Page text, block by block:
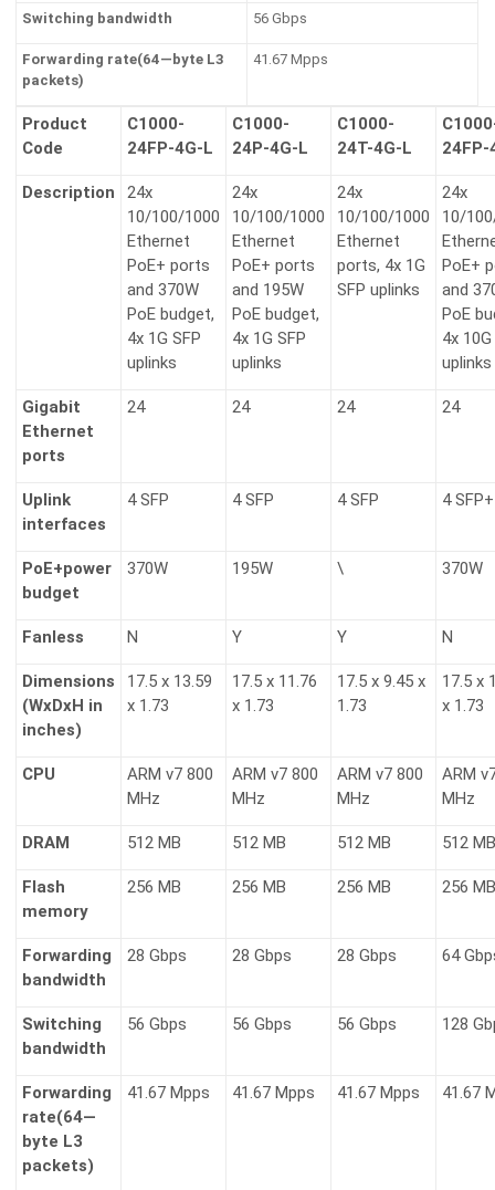
Switching bandwidth 56 Gbps
Forwarding rate(64—byte L3
packets)
41.67 Mpps
Product
Code
C1000-
24FP-4G-L
C1000-
24P-4G-L
C1000-
24T-4G-L
24FP-
Description
24x
10/100/1000
Ethernet
PoE+ ports
and 370W
PoE budget,
4x 1G SFP
uplinks
24x
10/100/1000
Ethernet
PoE+ ports
and 195W
PoE budget,
4x 1G SFP
uplinks
24x
10/100/1000
Ethernet
ports, 4x 1G
SFP uplinks
24x
10/
PoE+
and
PoE
4x
uplinks
Gigabit
Ethernet
ports
24 24 24 24
Uplink
interfaces
4 SFP 4 SFP 4 SFP 4 SFP+
PoE+power
budget
370W 195W \ 370W
Fanless N Y Y N
Dimensions
(WxDxH in
inches)
17.5 x 13.59
x 1.73
17.5 x 11.76
x 1.73
17.5 x 9.45 x
1.73
17.5 x
x 1.73
CPU
ARM v7 800
MHz
ARM v7 800
MHz
ARM v7 800
MHz
ARM
MHz
DRAM 512 MB 512 MB 512 MB 512 MB
Flash
memory
256 MB 256 MB 256 MB 256 MB
Forwarding
bandwidth
28 Gbps 28 Gbps 28 Gbps 64
Switching
bandwidth
56 Gbps 56 Gbps 56 Gbps 128
Forwarding
rate(64—
byte L3
packets)
41.67 Mpps 41.67 Mpps 41.67 Mpps 41.67